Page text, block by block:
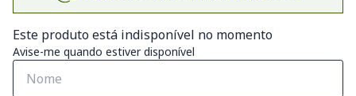
Este produto está indisponível no momento
Avise-me quando estiver disponível